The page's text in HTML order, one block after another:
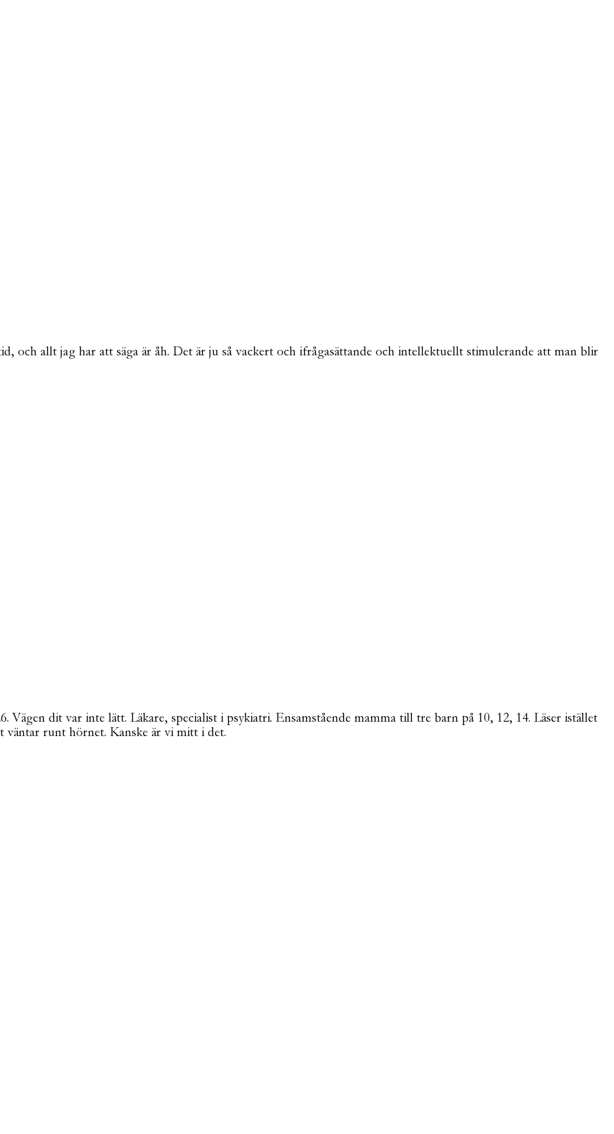
och allt jag har att säga är åh. Det är ju så vackert och ifrågasättande och intellektuellt stimulerande att man blir
dit var inte lätt. Läkare, specialist i psykiatri. Ensamstående mamma till tre barn på 10, 12, 14. Läser istället
runt hörnet. Kanske är vi mitt i det.